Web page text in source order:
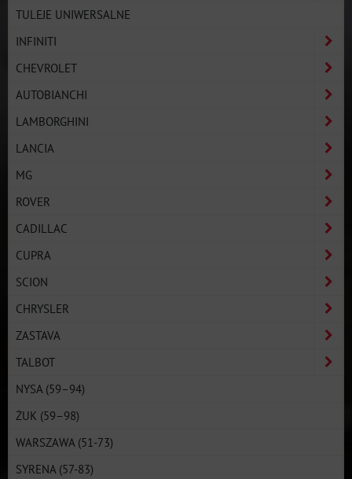
TULEJE UNIWERSALNE
INFINITI
CHEVROLET
AUTOBIANCHI
LAMBORGHINI
LANCIA
MG
ROVER
CADILLAC
CUPRA
SCION
CHRYSLER
ZASTAVA
TALBOT
NYSA (59–94)
ŻUK (59–98)
WARSZAWA (51-73)
SYRENA (57-83)